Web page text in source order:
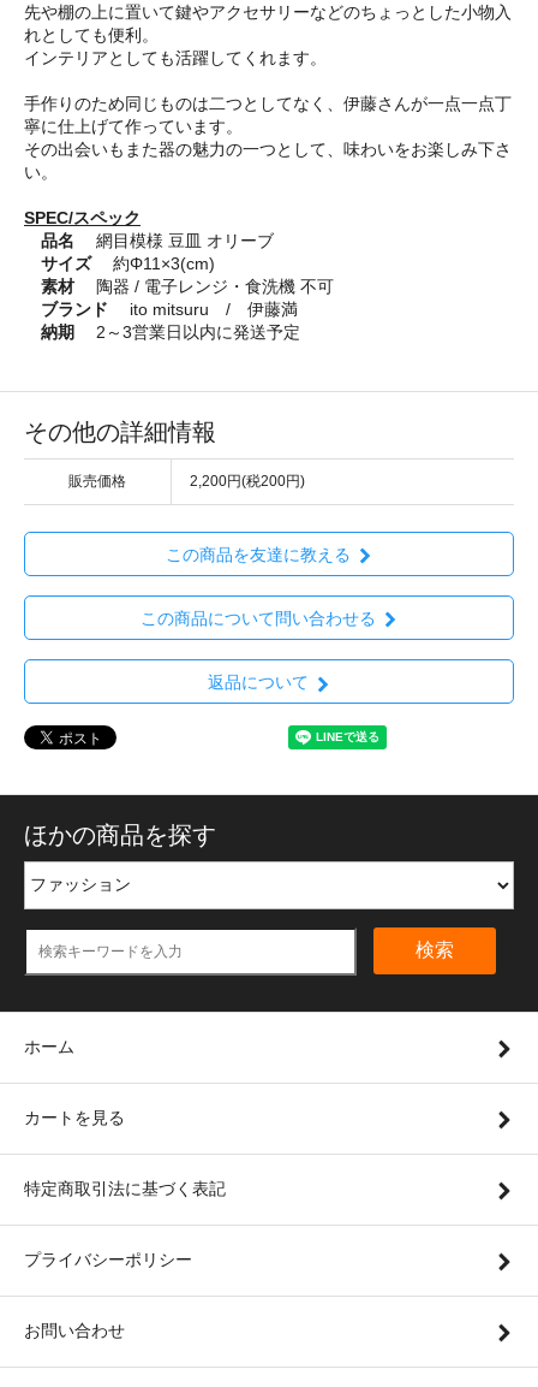
先や棚の上に置いて鍵やアクセサリーなどのちょっとした小物入
れとしても便利。
インテリアとしても活躍してくれます。
手作りのため同じものは二つとしてなく、伊藤さんが一点一点丁
寧に仕上げて作っています。
その出会いもまた器の魅力の一つとして、味わいをお楽しみ下さ
い。
SPEC/スペック
品名
網目模様 豆皿 オリーブ
サイズ
約Φ11×3(cm)
素材 陶器 / 電子レンジ・食洗機 不可
ブランド ito mitsuru / 伊藤満
納期
2～3営業日以内に発送予定
その他の詳細情報
販売価格 2,200円(税200円)
この商品を友達に教える
この商品について問い合わせる
返品について
ほかの商品を探す
検索
ホーム
カートを見る
特定商取引法に基づく表記
プライバシーポリシー
お問い合わせ